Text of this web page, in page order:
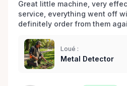
Great little machine, very
service, everything went off
definitely order from them
Loué :
Metal Detector